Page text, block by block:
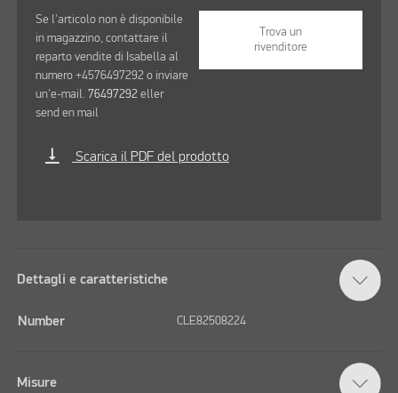
Se l'articolo non è disponibile
in magazzino, contattare il
reparto vendite di Isabella al
numero +4576497292 o inviare
un'e-mail.76497292 eller
send en mail
Trova un
rivenditore
vertical_align_bottom Scarica il PDF del prodotto
Dettagli e caratteristiche
Number CLE82508224
Misure